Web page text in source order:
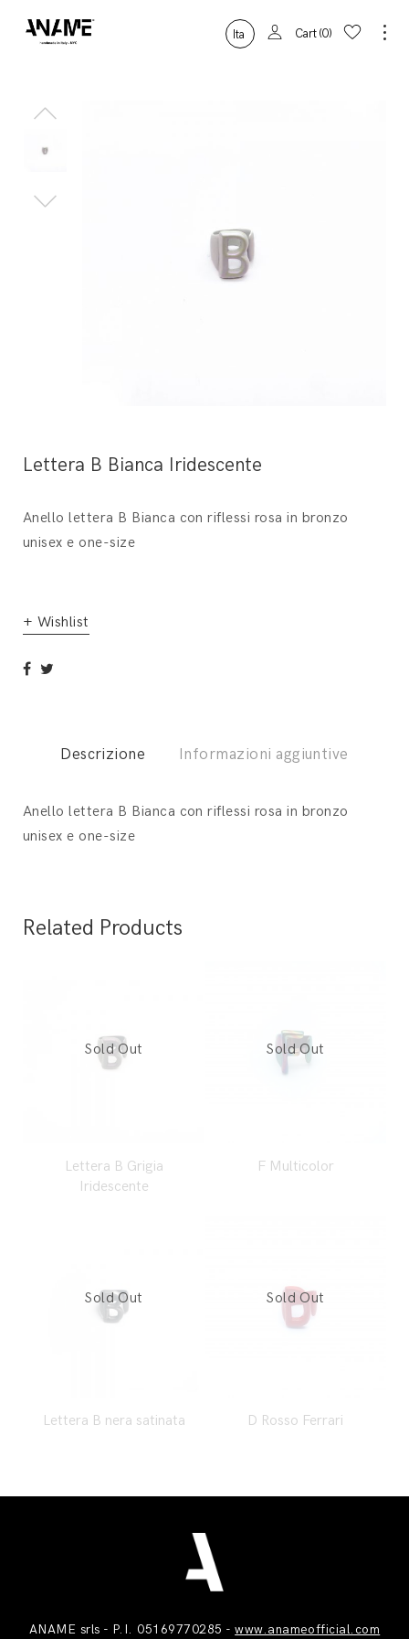
Ita Cart 0
Lettera B Bianca Iridescente
Anello lettera B Bianca con riflessi rosa in bronzo
unisex e one-size
+ Wishlist
Descrizione Informazioni aggiuntive
Anello lettera B Bianca con riflessi rosa in bronzo
unisex e one-size
Related Products
Lettera B Grigia
Iridescente
F Multicolor
Lettera B nera satinata D Rosso Ferrari
ANAME srls - P.I. 05169770285 -www.anameofficial.com